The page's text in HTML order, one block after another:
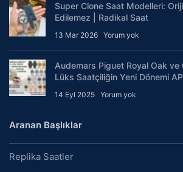
Super Clone Saat Modelleri:
Edilemez | Radikal Saat
13 Mar 2026 Yorum yok
Audemars Piguet Royal Oak ve
Lüks Saatçiliğin Yeni Dönemi
14 Eyl 2025 Yorum yok
Aranan Başlıklar
Replika Saatler